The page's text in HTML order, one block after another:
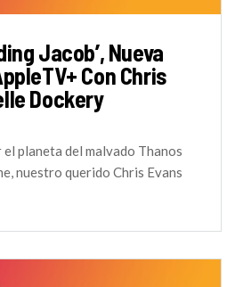
Jacob’, Nueva
Con Chris
Dockery
planeta del malvado Thanos
nuestro querido Chris Evans